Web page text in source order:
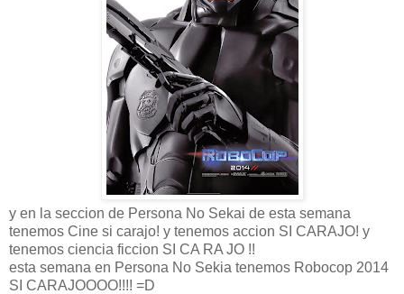
y en la seccion de Persona No Sekai de esta semana
tenemos Cine si carajo! y tenemos accion SI CARAJO! y
tenemos ciencia ficcion SI CA RA JO !!
esta semana en Persona No Sekia tenemos Robocop 2014
SI CARAJOOOO!!!! =D